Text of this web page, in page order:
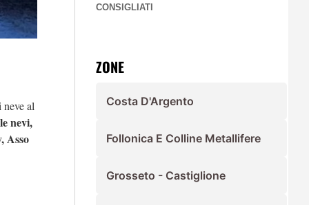
al
nevi,
Asso
CONSIGLIATI
ZONE
Costa D'Argento
Follonica E Colline Metallifere
Grosseto - Castiglione